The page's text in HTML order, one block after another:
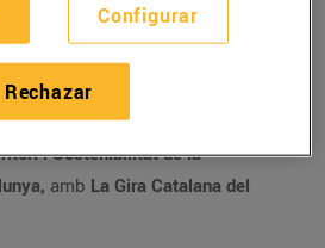
juntament amb
per la Mobilitat i el
i amb el suport del
i Sostenibilitat de la
amb La Gira Catalana del
Configurar
Rechazar